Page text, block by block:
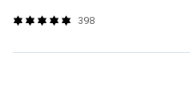
398